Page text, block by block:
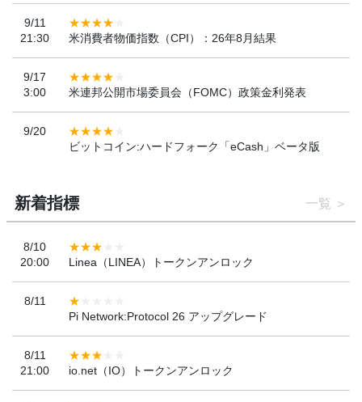
9/11
21:30
米消費者物価指数（CPI）：26年8月結果
9/17
3:00
米連邦公開市場委員会（FOMC）政策金利発表
9/20
ビットコイン:ハードフォーク「eCash」ベータ版
新着指標 一覧
8/10
20:00
Linea（LINEA）トークンアンロック
8/11
Pi Network:Protocol 26 アップグレード
8/11
21:00
io.net（IO）トークンアンロック